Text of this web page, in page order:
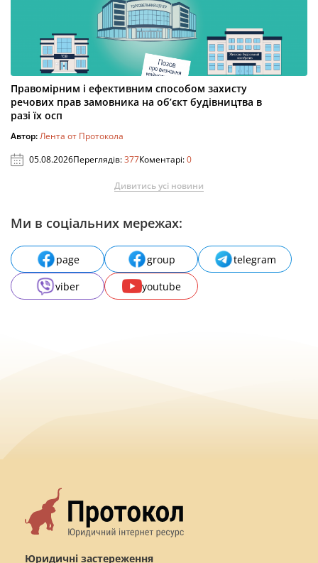
Правомірним і ефективним способом захисту
речових прав замовника на об’єкт будівництва в
разі їх осп
Автор:Лента от Протокола
05.08.2026Переглядів:377Коментарі:0
Дивитись усі новини
Ми в соціальних мережах:
page group
telegram
viber
youtube
Юридичні застереження